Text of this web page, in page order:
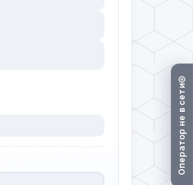
Оператор не в сети